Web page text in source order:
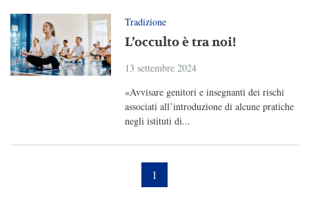
Tradizione
L’occulto è tra noi!
13 settembre 2024
«Avvisare genitori e insegnanti dei rischi
associati all’introduzione di alcune pratiche
negli istituti di...
1